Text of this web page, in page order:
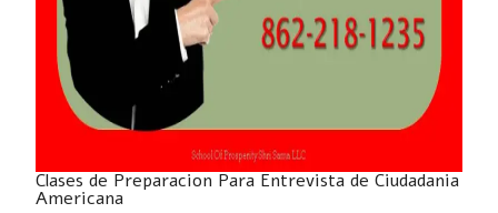
Clases de Preparacion Para Entrevista de Ciudadania
Americana